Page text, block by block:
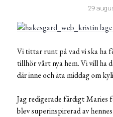
29
Vi tittar runt på vad vi ska ha
tillhör vårt nya hem. Vi vill ha
där inne och äta middag om
Jag redigerade färdigt
blev superinspirerad av